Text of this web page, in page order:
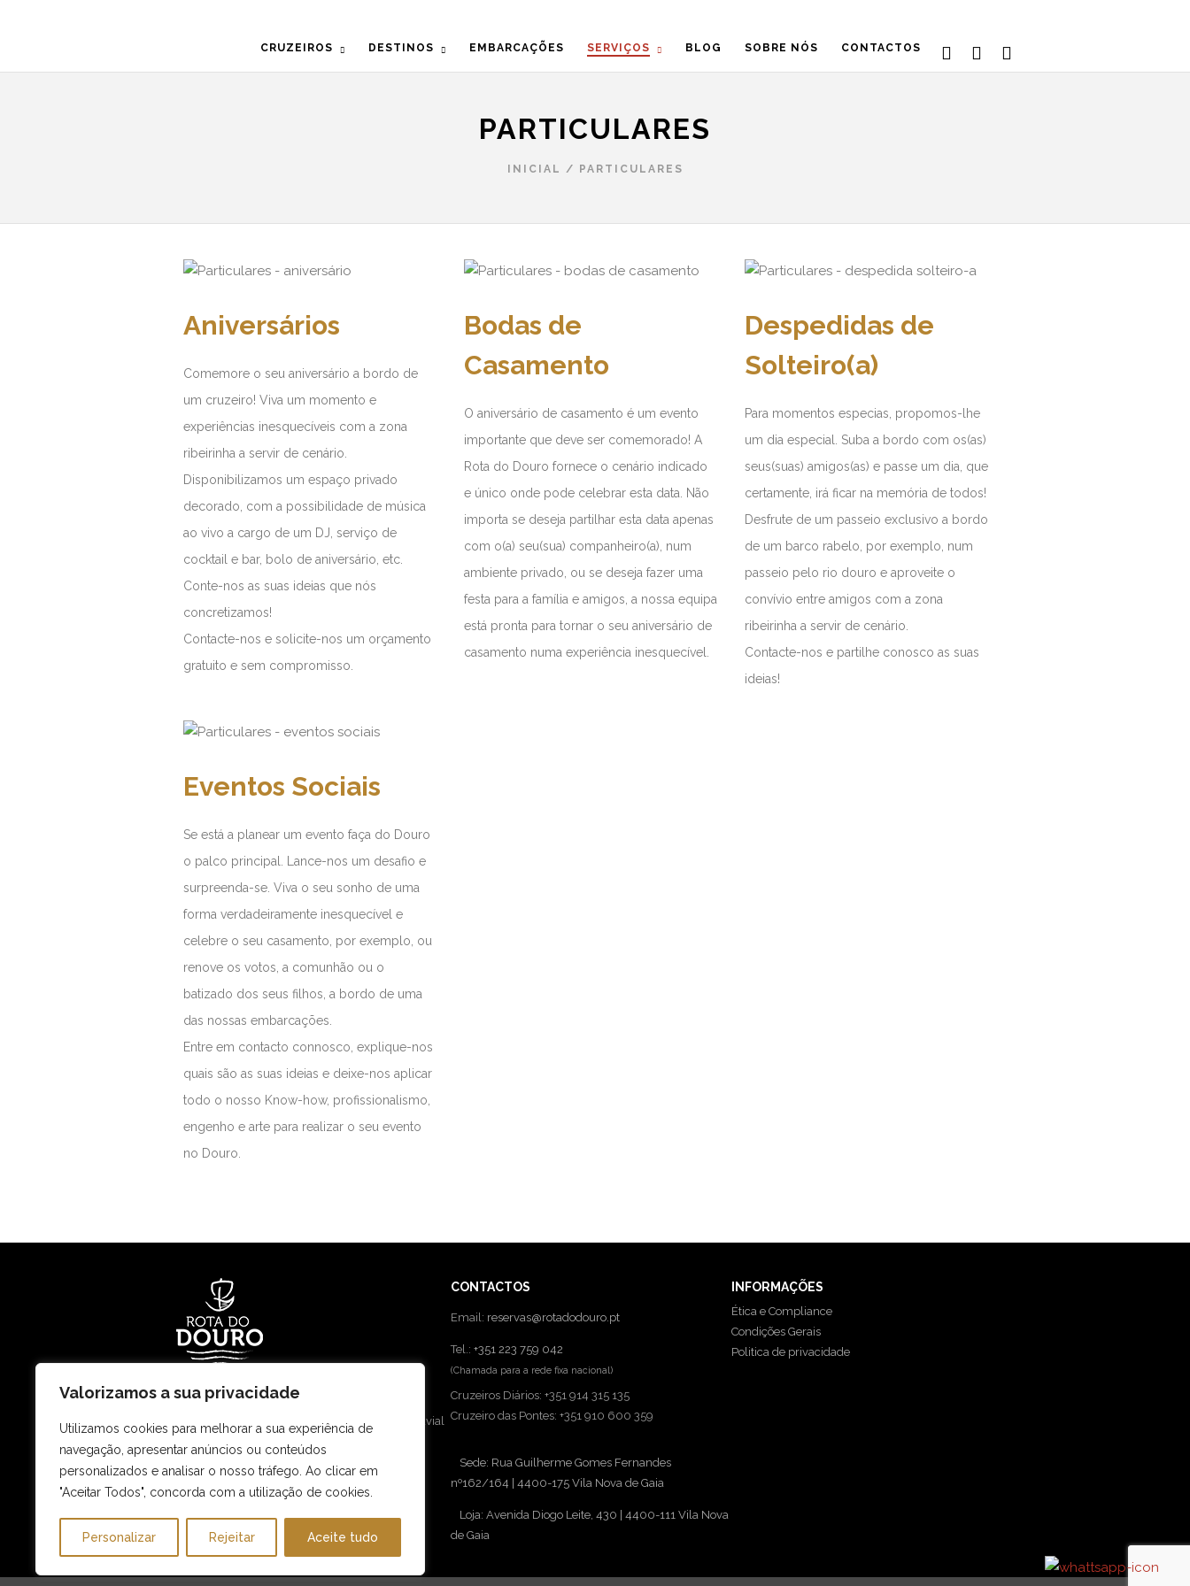
Valorizamos a sua privacidade
Utilizamos cookies para melhorar a sua experiência de
navegação, apresentar anúncios ou conteúdos
personalizados e analisar o nosso tráfego. Ao clicar em
"Aceitar Todos", concorda com a utilização de cookies.
Personalizar Rejeitar Aceite tudo
CRUZEIROS DESTINOS EMBARCAÇÕES SERVIÇOS BLOG SOBRE NÓS CONTACTOS
PARTICULARES
INICIAL / PARTICULARES
Aniversários
Comemore o seu aniversário a bordo de
um cruzeiro! Viva um momento e
experiências inesquecíveis com a zona
ribeirinha a servir de cenário.
Disponibilizamos um espaço privado
decorado, com a possibilidade de música
ao vivo a cargo de um DJ, serviço de
cocktail e bar, bolo de aniversário, etc.
Conte-nos as suas ideias que nós
concretizamos!
Contacte-nos e solicite-nos um orçamento
gratuito e sem compromisso.
Bodas de
Casamento
O aniversário de casamento é um evento
importante que deve ser comemorado! A
Rota do Douro fornece o cenário indicado
e único onde pode celebrar esta data. Não
importa se deseja partilhar esta data apenas
com o(a) seu(sua) companheiro(a), num
ambiente privado, ou se deseja fazer uma
festa para a família e amigos, a nossa equipa
está pronta para tornar o seu aniversário de
casamento numa experiência inesquecível.
Despedidas de
Solteiro(a)
Para momentos especias, propomos-lhe
um dia especial. Suba a bordo com os(as)
seus(suas) amigos(as) e passe um dia, que
certamente, irá ficar na memória de todos!
Desfrute de um passeio exclusivo a bordo
de um barco rabelo, por exemplo, num
passeio pelo rio douro e aproveite o
convívio entre amigos com a zona
ribeirinha a servir de cenário.
Contacte-nos e partilhe conosco as suas
ideias!
Eventos Sociais
Se está a planear um evento faça do Douro
o palco principal. Lance-nos um desafio e
surpreenda-se. Viva o seu sonho de uma
forma verdadeiramente inesquecível e
celebre o seu casamento, por exemplo, ou
renove os votos, a comunhão ou o
batizado dos seus filhos, a bordo de uma
das nossas embarcações.
Entre em contacto connosco, explique-nos
quais são as suas ideias e deixe-nos aplicar
todo o nosso Know-how, profissionalismo,
engenho e arte para realizar o seu evento
no Douro.
Rota Ouro do Douro – Restauração e Turismo Fluvial
Capital Social € 50.000,00
RNAAT 45/2011 | RNAVT 4413
CONTACTOS
Email: reservas@rotadodouro.pt
Tel.: +351 223 759 042
(Chamada para a rede fixa nacional)
Cruzeiros Diários: +351 914 315 135
Cruzeiro das Pontes: +351 910 600 359
Sede: Rua Guilherme Gomes Fernandes
nº162/164 | 4400-175 Vila Nova de Gaia
Loja: Avenida Diogo Leite, 430 | 4400-111 Vila Nova
de Gaia
INFORMAÇÕES
Ética e Compliance
Condições Gerais
Politica de privacidade